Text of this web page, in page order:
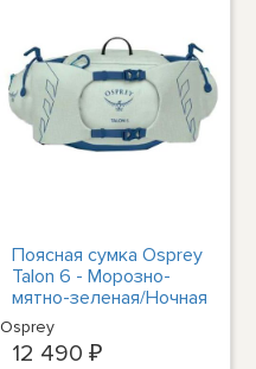
Поясная сумка Osprey
Talon 6 - Морозно-
мятно-зеленая/Ночная
смена
Osprey
12 490 ₽